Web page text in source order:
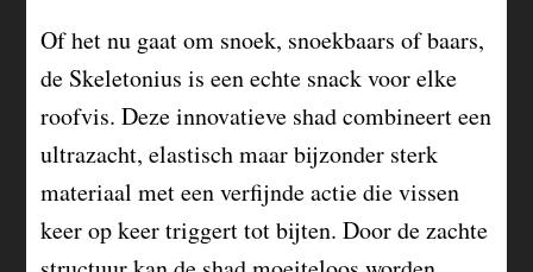
Of het nu gaat om snoek, snoekbaars of baars,
de Skeletonius is een echte snack voor elke
roofvis. Deze innovatieve shad combineert een
ultrazacht, elastisch maar bijzonder sterk
materiaal met een verfijnde actie die vissen
keer op keer triggert tot bijten. Door de zachte